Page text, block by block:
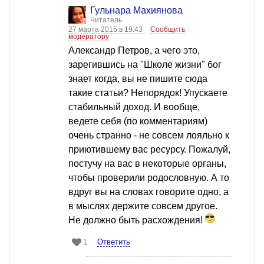
Гульнара Махиянова
Читатель
27 марта 2015 в 19:43
Сообщить
модератору
Александр Петров, а чего это,
зарегившись на "Школе жизни" бог
знает когда, вы не пишите сюда
такие статьи? Непорядок! Упускаете
стабильный доход. И вообще,
ведете себя (по комментариям)
очень странно - не совсем лояльно к
приютившему вас ресурсу. Пожалуй,
постучу на вас в некоторые органы,
чтобы проверили родословную. А то
вдруг вы на словах говорите одно, а
в мыслях держите совсем другое.
Не должно быть расхождения!
1 Ответить